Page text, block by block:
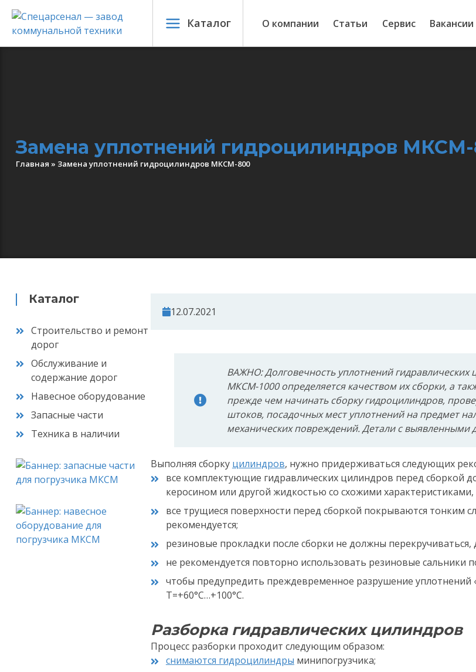
Каталог О компании Статьи Сервис Вакансии
Замена уплотнений гидроцилиндров
Главная » Замена уплотнений гидроцилиндров МКСМ-800
Каталог
Строительство и ремонт
дорог
Обслуживание и
содержание дорог
Навесное оборудование
Запасные части
Техника в наличии
12.07.2021
ВАЖНО: Долговечность уплотнений
МКСМ-1000определяется качеством их сборки, а
прежде чем начинать сборку гидроцилиндров,
штоков, посадочных мест уплотнений на предмет
механических повреждений. Детали с выявленными
Выполняя сборку цилиндров, нужно придерживаться следующих
все комплектующие гидравлических цилиндров перед сборкой
керосином или другой жидкостью со схожими
все трущиеся поверхности перед сборкой покрываются тонким
рекомендуется;
резиновые прокладки после сборки не должны перекручиваться,
не рекомендуется повторно использовать резиновые сальники
чтобы предупредить преждевременное разрушение уплотнений
Т=+60°С…+100°С.
Разборка гидравлических цилиндров
Процесс разборки проходит следующим образом:
снимаются гидроцилиндры минипогрузчика;